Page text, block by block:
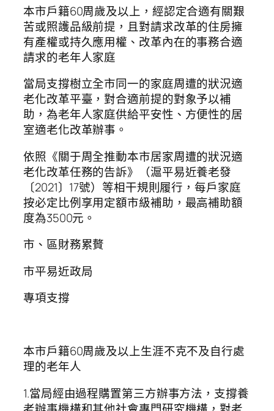
本市戶籍60周歲及以上，經認定合適有關艱
苦或照護品級前提，且對請求改革的住房擁
有產權或持久應用權、改革內在的事務合適
請求的老年人家庭
當局支撐樹立全市同一的家庭周遭的狀況適
老化改革平臺，對合適前提的對象予以補
助，為老年人家庭供給平安性、方便性的居
室適老化改革辦事。
依照《關于周全推動本市居家周遭的狀況適
老化改革任務的告訴》（滬平易近養老發
〔2021〕17號）等相干規則履行，每戶家庭
按必定比例享用定額市級補助，最高補助額
度為3500元。
市、區財務累贅
市平易近政局
專項支撐
本市戶籍60周歲及以上生涯不克不及自行處
理的老年人
1.當局經由過程購置第三方辦事方法，支撐養